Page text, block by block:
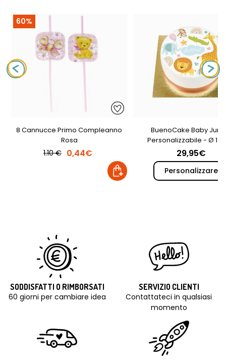
60%
8 Cannucce Primo Compleanno
Rosa
1.10 € 0,44€
BuenoCake Baby
Personalizzabile - Ø 14
29,95€
Personalizzare
SODDISFATTI O RIMBORSATI
60 giorni per cambiare idea
SERVIZIO CLIENTI
Contattateci in qualsiasi
momento